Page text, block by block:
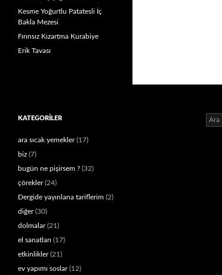
Kesme Yoğurtlu Patatesli İç
Bakla Mezesi
Fırınsız Kızartma Kurabiye
Erik Tavası
KATEGORILER
ara sıcak yemekler(17)
biz (7)
bugün ne pişirsem ? (32)
çörekler(24)
Dergide yayınlana tariflerim (2)
diğer(30)
dolmalar(21)
el sanatları (17)
etkinlikler(21)
ev yapımı soslar(12)